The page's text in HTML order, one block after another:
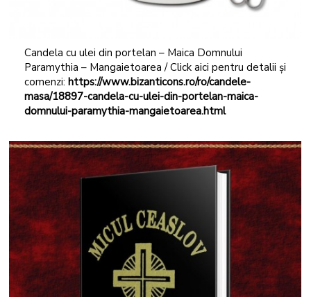
Candela cu ulei din portelan – Maica Domnului
Paramythia – Mangaietoarea / Click aici pentru detalii și
comenzi: https://www.bizanticons.ro/ro/candele-
masa/18897-candela-cu-ulei-din-portelan-maica-
domnului-paramythia-mangaietoarea.html